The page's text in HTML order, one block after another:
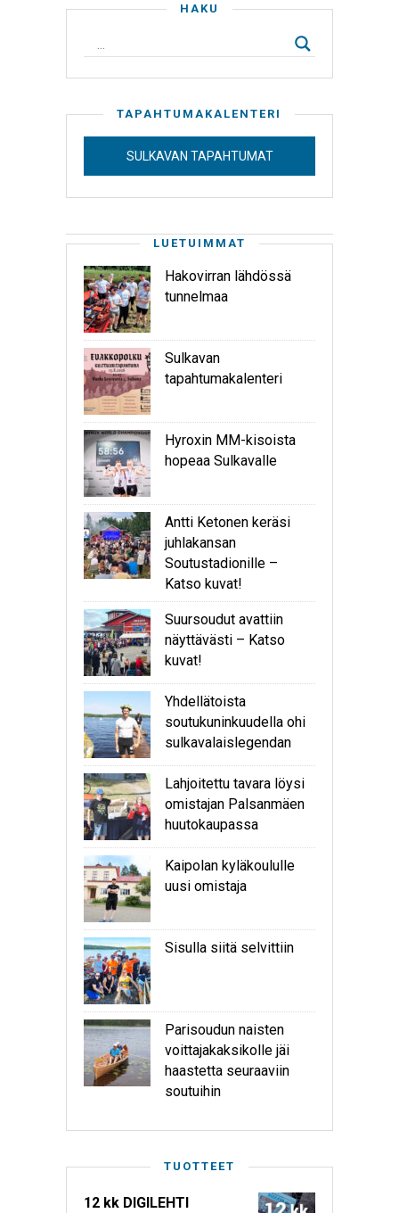
HAKU
TAPAHTUMAKALENTERI
SULKAVAN TAPAHTUMAT
LUETUIMMAT
Hakovirran lähdössä
tunnelmaa
Sulkavan
tapahtumakalenteri
Hyroxin MM-kisoista
hopeaa Sulkavalle
Antti Ketonen keräsi
juhlakansan
Soutustadionille –
Katso kuvat!
Suursoudut avattiin
näyttävästi – Katso
kuvat!
Yhdellätoista
soutukuninkuudella ohi
sulkavalaislegendan
Lahjoitettu tavara löysi
omistajan Palsanmäen
huutokaupassa
Kaipolan kyläkoululle
uusi omistaja
Sisulla siitä selvittiin
Parisoudun naisten
voittajakaksikolle jäi
haastetta seuraaviin
soutuihin
TUOTTEET
12 kk DIGILEHTI